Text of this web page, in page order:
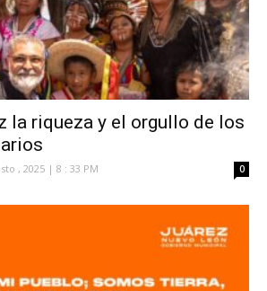
la riqueza y el orgullo de los
, 2025 | 8 : 33 PM 0